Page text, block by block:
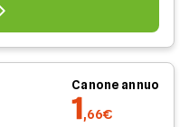
Canone annuo
1,66€